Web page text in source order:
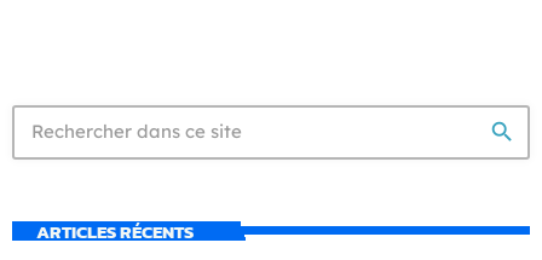
search
ARTICLES RÉCENTS